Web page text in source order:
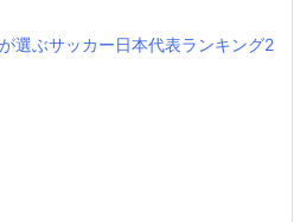
選ぶサッカー日本代表ランキング2